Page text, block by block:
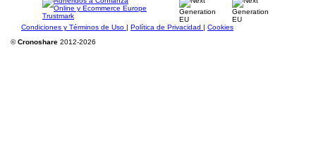
Condiciones y Términos de Uso | Política de Privacidad | Cookies
©Cronoshare 2012-2026